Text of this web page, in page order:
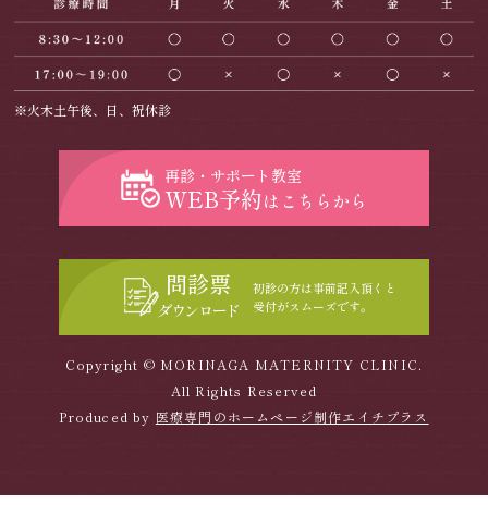
※火木土午後、日、祝休診
再診・サポート教室
WEB予約はこちらから
問診票
ダウンロード
初診の方は事前記入頂くと
受付がスムーズです。
Copyright © MORINAGA MATERNITY CLINIC.
All Rights Reserved
Produced by 医療専門のホームページ制作エイチプラス